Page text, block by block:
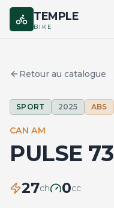
TEMPLE
BIKE
MARQUES
COMPARER
Retour au catalogue
SPORT 2025 ABS
CAN AM
PULSE 73
27ch 0cc